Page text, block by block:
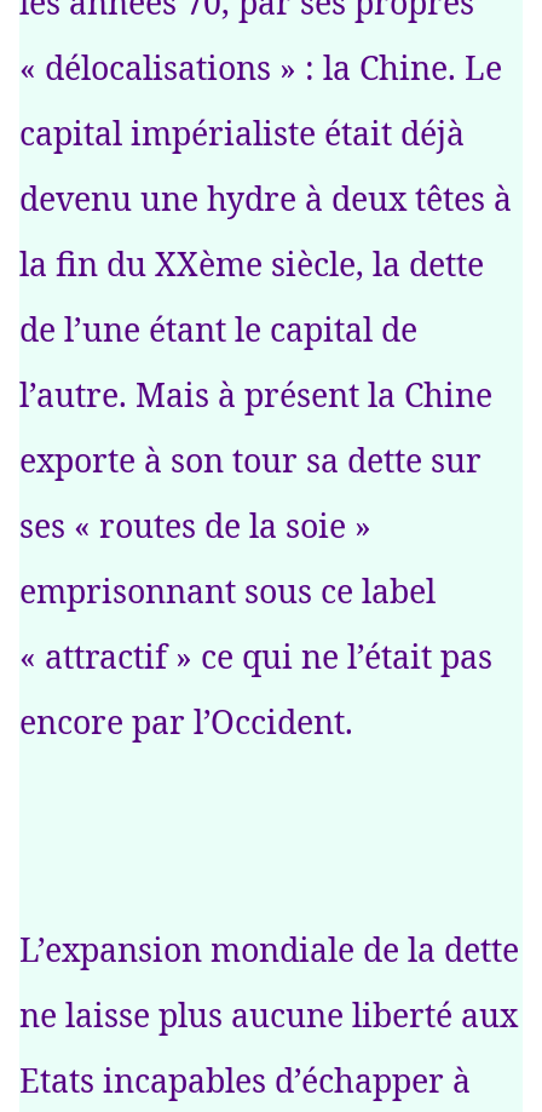
« délocalisations » : la Chine. Le
capital impérialiste était déjà
devenu une hydre à deux têtes à
la fin du XXème siècle, la dette
de l’une étant le capital de
l’autre. Mais à présent la Chine
exporte à son tour sa dette sur
ses « routes de la soie »
emprisonnant sous ce label
« attractif » ce qui ne l’était pas
encore par l’Occident.
L’expansion mondiale de la dette
ne laisse plus aucune liberté aux
Etats incapables d’échapper à